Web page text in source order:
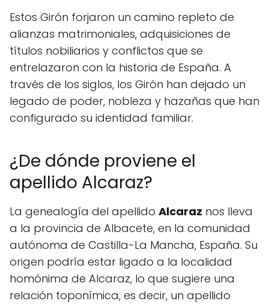
Estos Girón forjaron un camino repleto de
alianzas matrimoniales, adquisiciones de
títulos nobiliarios y conflictos que se
entrelazaron con la historia de España. A
través de los siglos, los Girón han dejado un
legado de poder, nobleza y hazañas que han
configurado su identidad familiar.
¿De dónde proviene el
apellido Alcaraz?
La genealogía del apellido Alcaraz nos lleva
a la provincia de Albacete, en la comunidad
autónoma de Castilla-La Mancha, España. Su
origen podría estar ligado a la localidad
homónima de Alcaraz, lo que sugiere una
relación toponímica, es decir, un apellido